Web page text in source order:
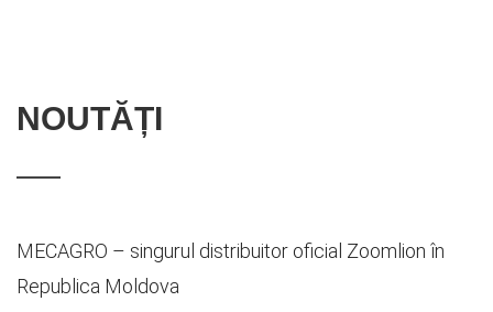
NOUTĂȚI
MECAGRO – singurul distribuitor oficial Zoomlion în
Republica Moldova